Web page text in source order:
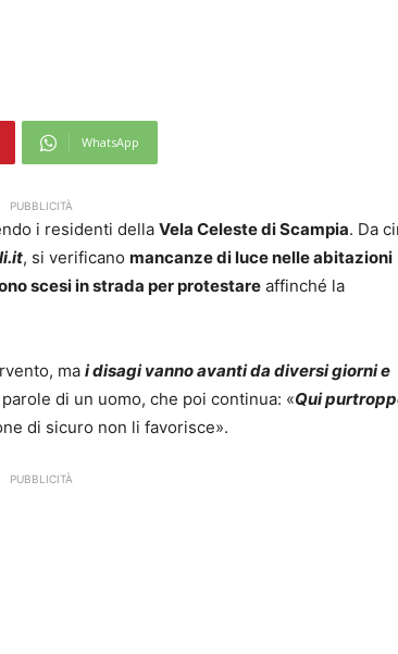
WhatsApp
PUBBLICITÀ
i residenti della Vela Celeste di Scampia. Da
, si verificano mancanze di luce nelle abitazioni
scesi in strada per protestare affinché la
ma i disagi vanno avanti da diversi giorni e
di un uomo, che poi continua: «Qui
di sicuro non li favorisce».
PUBBLICITÀ